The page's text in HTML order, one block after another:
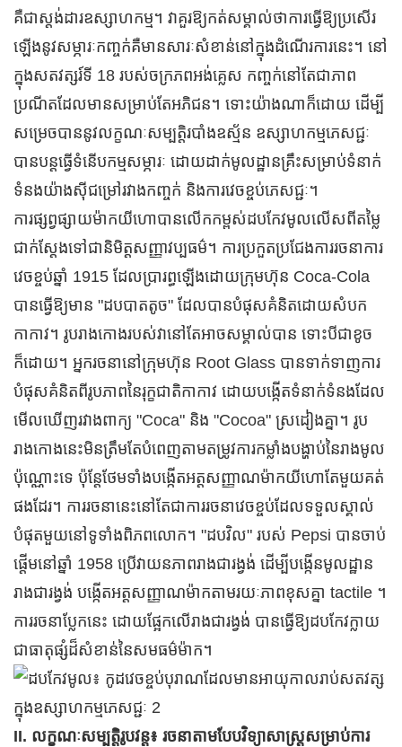
គឺជាស្តង់ដារឧស្សាហកម្ម។ វាគួរឱ្យកត់សម្គាល់ថាការធ្វើឱ្យប្រសើរ
ឡើងនូវសម្ភារៈកញ្ចក់គឺមានសារៈសំខាន់នៅក្នុងដំណើរការនេះ។ នៅ​
ក្នុង​សតវត្សរ៍​ទី 18 របស់​ចក្រភព​អង់គ្លេស កញ្ចក់​នៅ​តែ​ជា​ភាព​
ប្រណីត​ដែល​មាន​សម្រាប់​តែ​អភិជន។ ទោះយ៉ាងណាក៏ដោយ ដើម្បី
សម្រេចបាននូវលក្ខណៈសម្បត្តិរបាំងឧស្ម័ន ឧស្សាហកម្មភេសជ្ជៈ
បានបន្តធ្វើទំនើបកម្មសម្ភារៈ ដោយដាក់មូលដ្ឋានគ្រឹះសម្រាប់ទំនាក់
ទំនងយ៉ាងស៊ីជម្រៅរវាងកញ្ចក់ និងការវេចខ្ចប់ភេសជ្ជៈ។
ការផ្សព្វផ្សាយម៉ាកយីហោបានលើកកម្ពស់ដបកែវមូលលើសពីតម្លៃ
ជាក់ស្តែងទៅជានិមិត្តសញ្ញាវប្បធម៌។ ការ​ប្រកួត​ប្រជែង​ការ​រចនា​ការ​
វេច​ខ្ចប់​ឆ្នាំ 1915 ដែល​ប្រារព្ធ​ឡើង​ដោយ​ក្រុមហ៊ុន Coca-Cola
បាន​ធ្វើ​ឱ្យ​មាន "ដប​បាត​តូច" ដែល​បាន​បំផុស​គំនិត​ដោយ​សំបក​
កាកាវ។ រូបរាងកោងរបស់វានៅតែអាចសម្គាល់បាន ទោះបីជាខូច
ក៏ដោយ។ អ្នករចនានៅក្រុមហ៊ុន Root Glass បានទាក់ទាញការ
បំផុសគំនិតពីរូបភាពនៃរុក្ខជាតិកាកាវ ដោយបង្កើតទំនាក់ទំនងដែល
មើលឃើញរវាងពាក្យ "Coca" និង "Cocoa" ស្រដៀងគ្នា។ រូប
រាងកោងនេះមិនត្រឹមតែបំពេញតាមតម្រូវការកម្លាំងបង្ហាប់នៃរាងមូល
ប៉ុណ្ណោះទេ ប៉ុន្តែថែមទាំងបង្កើតអត្តសញ្ញាណម៉ាកយីហោតែមួយគត់
ផងដែរ។ ការរចនានេះនៅតែជាការរចនាវេចខ្ចប់ដែលទទួលស្គាល់
បំផុតមួយនៅទូទាំងពិភពលោក។ "ដបវិល" របស់ Pepsi បានចាប់
ផ្តើមនៅឆ្នាំ 1958 ប្រើវាយនភាពរាងជារង្វង់ ដើម្បីបង្កើនមូលដ្ឋាន
រាងជារង្វង់ បង្កើតអត្តសញ្ញាណម៉ាកតាមរយៈភាពខុសគ្នា tactile ។
ការរចនាប្លែកនេះ ដោយផ្អែកលើរាងជារង្វង់ បានធ្វើឱ្យដបកែវក្លាយ
ជាធាតុផ្សំដ៏សំខាន់នៃសមធម៌ម៉ាក។
II. លក្ខណៈសម្បត្តិរូបវន្ត៖ រចនាតាមបែបវិទ្យាសាស្ត្រសម្រាប់ការ